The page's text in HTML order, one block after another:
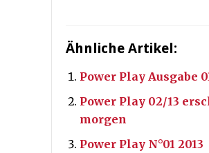
Ähnliche Artikel:
Power Play Ausgabe
Power Play 02/13
morgen
Power Play N°01 2013